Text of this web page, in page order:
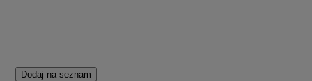
Dodaj na seznam